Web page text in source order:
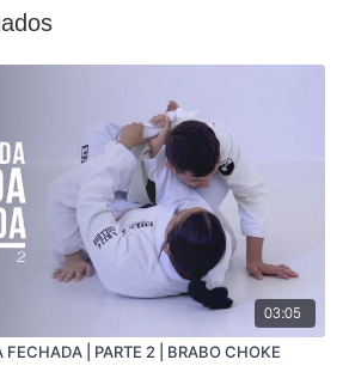
03:05
FECHADA | PARTE 2 | BRABO CHOKE